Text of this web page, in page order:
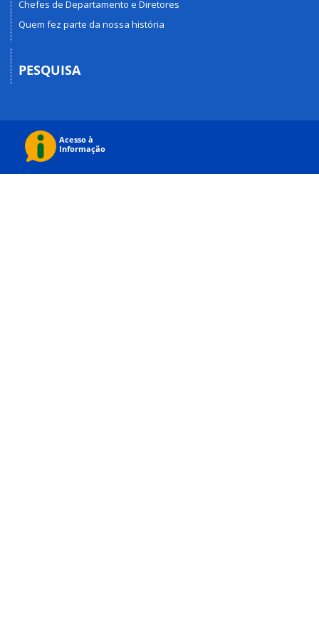
Chefes de Departamento e Diretores
Quem fez parte da nossa história
PESQUISA